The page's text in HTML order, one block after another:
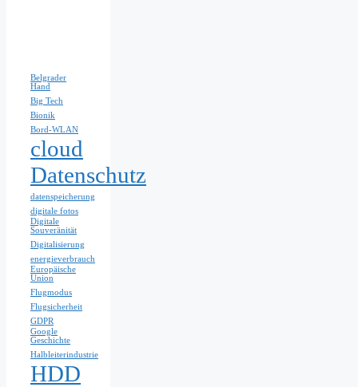
Belgrader
Hand
Big Tech
Bionik
Bord-WLAN
cloud
Datenschutz
datenspeicherung
digitale fotos
Digitale
Souveränität
Digitalisierung
energieverbrauch
Europäische
Union
Flugmodus
Flugsicherheit
GDPR
Google
Geschichte
Halbleiterindustrie
HDD